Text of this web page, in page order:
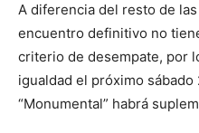
A diferencia del resto de
encuentro definitivo no
criterio de desempate, por
igualdad el próximo
“Monumental” habrá